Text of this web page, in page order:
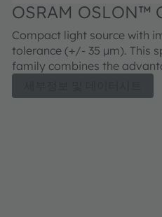
OSRAM OSLON™
CWLPM3.T1
Compact light source with
tolerance (+/- 35 µm). This
family combines the